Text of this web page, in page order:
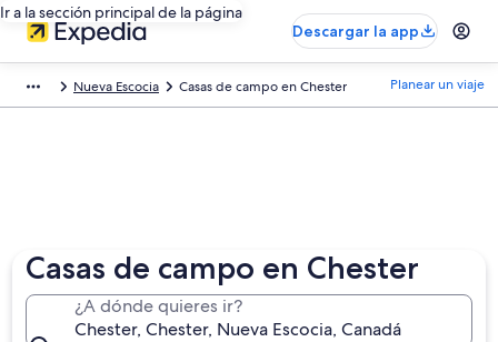
Ir a la sección principal de la página
Descargar la app
Nueva Escocia Casas de campo en Chester Planear un viaje
Casas de campo en Chester
¿A dónde quieres ir?
Chester, Chester, Nueva Escocia, Canadá